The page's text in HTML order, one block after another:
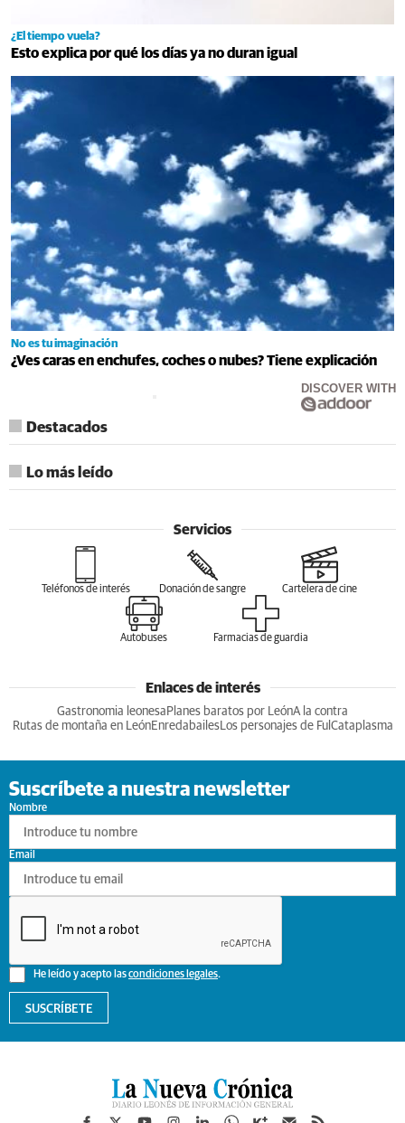
¿El tiempo vuela?
Esto explica por qué los días ya no duran igual
No es tu imaginación
¿Ves caras en enchufes, coches o nubes? Tiene explicación
DISCOVER WITH
Destacados
Lo más leído
Servicios
Teléfonos de interés Donación de sangre Cartelera de cine
Autobuses Farmacias de guardia
Enlaces de interés
Gastronomia leonesa Planes baratos por LeónA la contra
Rutas de montaña en LeónEnredabailesLos personajes de Ful Cataplasma
Suscríbete a nuestra newsletter
Nombre
He leído y acepto lascondiciones legales.
Email
SUSCRÍBETE